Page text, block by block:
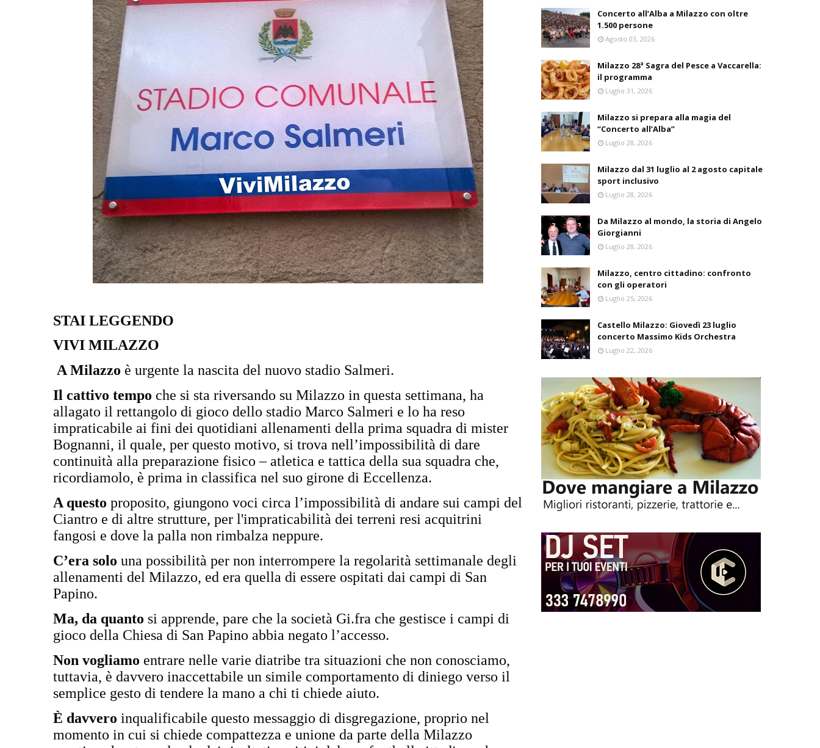
STAI LEGGENDO
VIVI MILAZZO
A Milazzo è urgente la nascita del nuovo stadio Salmeri.
Il cattivo tempo che si sta riversando su Milazzo in questa settimana, ha
allagato il rettangolo di gioco dello stadio Marco Salmeri e lo ha reso
impraticabile ai fini dei quotidiani allenamenti della prima squadra di mister
Bognanni, il quale, per questo motivo, si trova nell’impossibilità di dare
continuità alla preparazione fisico – atletica e tattica della sua squadra che,
ricordiamolo, è prima in classifica nel suo girone di Eccellenza.
A questo proposito, giungono voci circa l’impossibilità di andare sui campi del
Ciantro e di altre strutture, per l'impraticabilità dei terreni resi acquitrini
fangosi e dove la palla non rimbalza neppure.
C’era solo una possibilità per non interrompere la regolarità settimanale degli
allenamenti del Milazzo, ed era quella di essere ospitati dai campi di San
Papino.
Ma, da quanto si apprende, pare che la società Gi.fra che gestisce i campi di
gioco della Chiesa di San Papino abbia negato l’accesso.
Non vogliamo entrare nelle varie diatribe tra situazioni che non conosciamo,
tuttavia, è davvero inaccettabile un simile comportamento di diniego verso il
semplice gesto di tendere la mano a chi ti chiede aiuto.
È davvero inqualificabile questo messaggio di disgregazione, proprio nel
momento in cui si chiede compattezza e unione da parte della Milazzo
Concerto all’Alba a Milazzo con oltre
1.500 persone
Agosto 03, 2026
Milazzo 28ª Sagra del Pesce a Vaccarella:
il programma
Luglio 31, 2026
Milazzo si prepara alla magia del
“Concerto all’Alba”
Luglio 28, 2026
Milazzo dal 31 luglio al 2 agosto capitale
sport inclusivo
Luglio 28, 2026
Da Milazzo al mondo, la storia di Angelo
Giorgianni
Luglio 28, 2026
Milazzo, centro cittadino: confronto
con gli operatori
Luglio 25, 2026
Castello Milazzo: Giovedì 23 luglio
concerto Massimo Kids Orchestra
Luglio 22, 2026